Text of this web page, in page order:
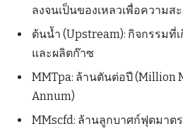
ลงจนเป็นของเหลวเพื่อความส
ต้นน้ำ (Upstream): กิจกรรมที่
และผลิตก๊าซ
MMTpa: ล้านตันต่อปี (Million
Annum)
MMscfd: ล้านลูกบาศก์ฟุตมาต